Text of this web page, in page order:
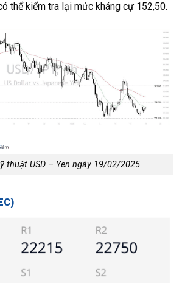
thể kiểm tra lại mức kháng cự 152,50.
thuật USD – Yen ngày 19/02/2025